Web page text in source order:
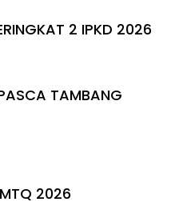
2 IPKD 2026
TAMBANG
2026